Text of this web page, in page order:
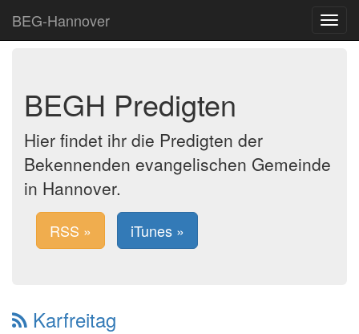
BEG-Hannover
Toggle
BEGH Predigten
Hier findet ihr die Predigten der
Bekennenden evangelischen Gemeinde
in Hannover.
RSS » iTunes »
Karfreitag